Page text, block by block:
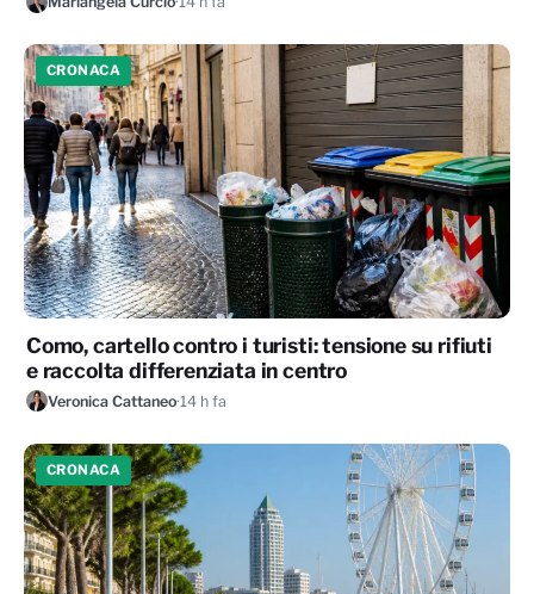
CRONACA
Como, cartello contro i turisti: tensione su rifiuti
e raccolta differenziata in centro
Veronica Cattaneo·14 h fa
CRONACA